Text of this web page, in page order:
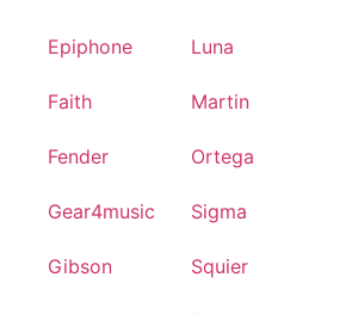
Epiphone
Faith
Fender
Gear4music
Gibson
Luna
Martin
Ortega
Sigma
Squier